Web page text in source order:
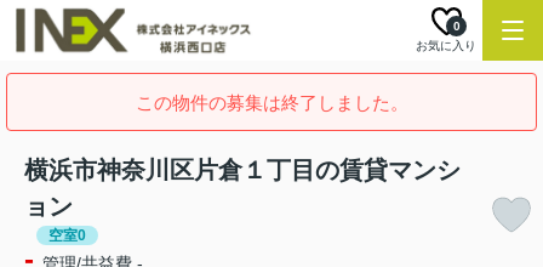
お気に入り
0
この物件の募集は終了しました。
横浜市神奈川区片倉１丁目の賃貸マンシ
ョン
空室0
-